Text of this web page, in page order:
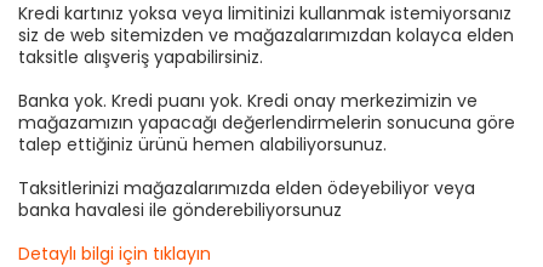
Kredi kartınız yoksa veya limitinizi kullanmak istemiyorsanız
siz de web sitemizden ve mağazalarımızdan kolayca elden
taksitle alışveriş yapabilirsiniz.
Banka yok. Kredi puanı yok. Kredi onay merkezimizin ve
mağazamızın yapacağı değerlendirmelerin sonucuna göre
talep ettiğiniz ürünü hemen alabiliyorsunuz.
Taksitlerinizi mağazalarımızda elden ödeyebiliyor veya
banka havalesi ile gönderebiliyorsunuz
Detaylı bilgi için tıklayın